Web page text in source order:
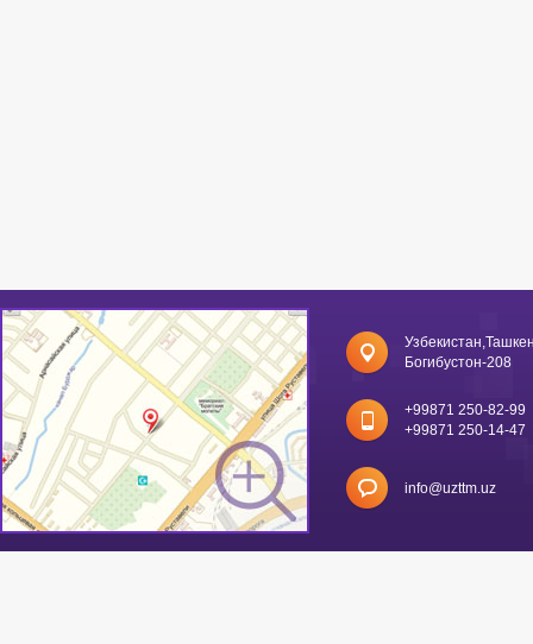
Богибустон-208
+99871 250-82-99
+99871 250-14-47
info@uzttm.uz